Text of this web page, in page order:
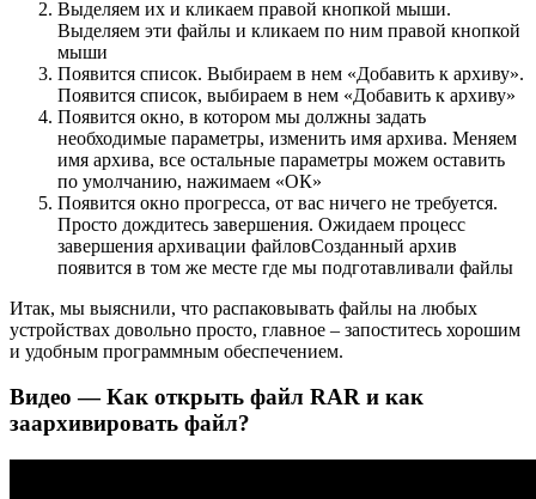
Выделяем их и кликаем правой кнопкой мыши.
Выделяем эти файлы и кликаем по ним правой кнопкой
мыши
Появится список. Выбираем в нем «Добавить к архиву».
Появится список, выбираем в нем «Добавить к архиву»
Появится окно, в котором мы должны задать
необходимые параметры, изменить имя архива. Меняем
имя архива, все остальные параметры можем оставить
по умолчанию, нажимаем «ОК»
Появится окно прогресса, от вас ничего не требуется.
Просто дождитесь завершения. Ожидаем процесс
завершения архивации файловСозданный архив
появится в том же месте где мы подготавливали файлы
Итак, мы выяснили, что распаковывать файлы на любых
устройствах довольно просто, главное – запоститесь хорошим
и удобным программным обеспечением.
Видео — Как открыть файл RAR и как
заархивировать файл?